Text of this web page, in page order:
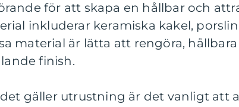
för att skapa en hållbar och
inkluderar keramiska kakel,
material är lätta att rengöra,
finish.
gäller utrustning är det vanligt att